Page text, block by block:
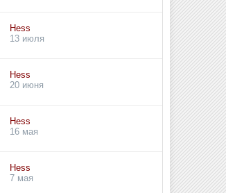
Hess
13 июля
Hess
20 июня
Hess
16 мая
Hess
7 мая